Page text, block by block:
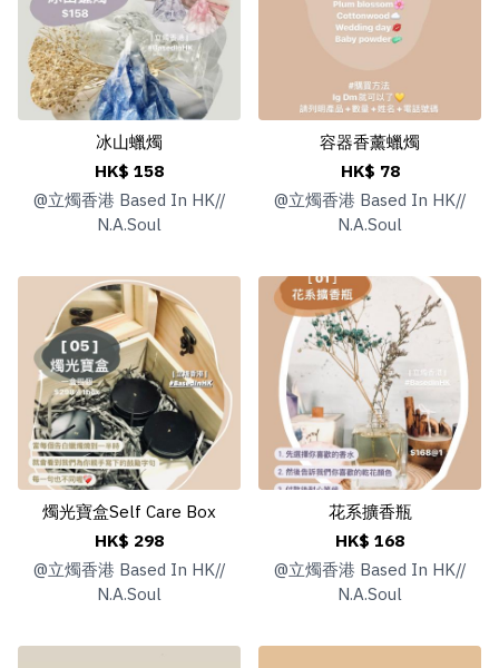
冰山蠟燭
HK$ 158
@立燭香港 Based In HK//
N.A.Soul
容器香薰蠟燭
HK$ 78
@立燭香港 Based In HK//
N.A.Soul
燭光寶盒Self Care Box
HK$ 298
@立燭香港 Based In HK//
N.A.Soul
花系擴香瓶
HK$ 168
@立燭香港 Based In HK//
N.A.Soul